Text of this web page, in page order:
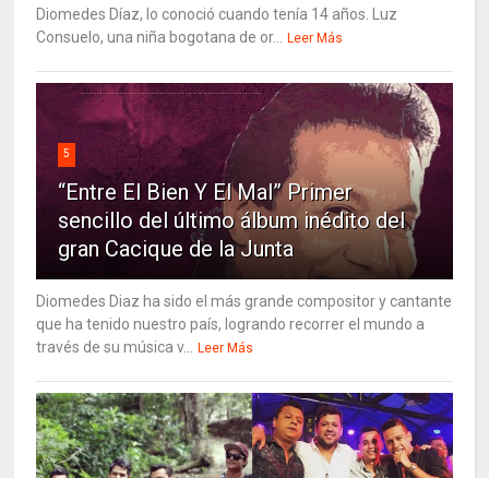
Diomedes Díaz, lo conoció cuando tenía 14 años. Luz
Consuelo, una niña bogotana de or...
Leer Más
5
“Entre El Bien Y El Mal” Primer
sencillo del último álbum inédito del
gran Cacique de la Junta
Diomedes Diaz ha sido el más grande compositor y cantante
que ha tenido nuestro país, logrando recorrer el mundo a
través de su música v...
Leer Más